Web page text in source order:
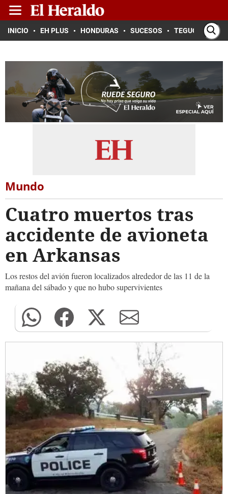
INICIO EH PLUS HONDURAS SUCESOS TEGUCIGALPA
Mundo
Cuatro muertos tras
accidente de avioneta
en Arkansas
Los restos del avión fueron localizados alrededor de las 11 de la
mañana del sábado y que no hubo supervivientes